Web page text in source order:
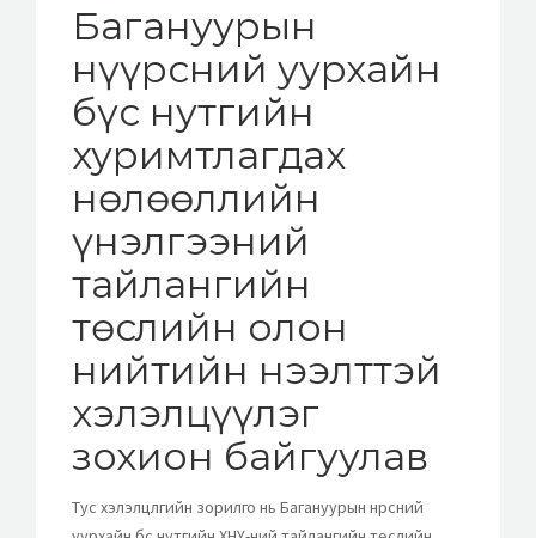
Багануурын
нүүрсний уурхайн
бүс нутгийн
хуримтлагдах
нөлөөллийн
үнэлгээний
тайлангийн
төслийн олон
нийтийн нээлттэй
хэлэлцүүлэг
зохион байгуулав
Тус хэлэлцүүлгийн зорилго нь Багануурын нүүрсний